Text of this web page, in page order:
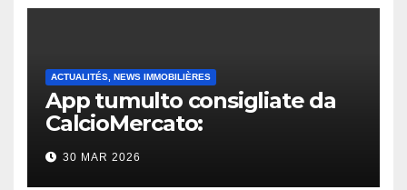
ACTUALITÉS, NEWS IMMOBILIÈRES
App tumulto consigliate da
CalcioMercato:
considerazione di gennaio
2026
30 MAR 2026